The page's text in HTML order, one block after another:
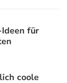
für
coole